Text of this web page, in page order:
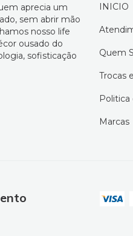
aprecia um
sem abrir mão
nosso life
ousado do
sofisticação
INICIO
Quem
Trocas
Politica
Marcas